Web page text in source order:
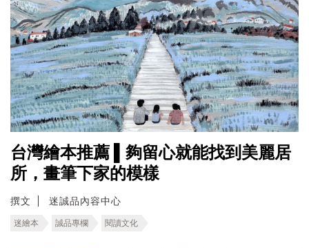
台灣繪本推薦 ▌夠留心就能找到美麗居
所，畫筆下家的模樣
撰文 迷誠品內容中心
迷繪本 誠品專欄 閱讀文化